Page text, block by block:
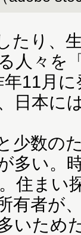
たり、
人々を
11月
日本に
少数の
多い。
住まい
有者が
いため